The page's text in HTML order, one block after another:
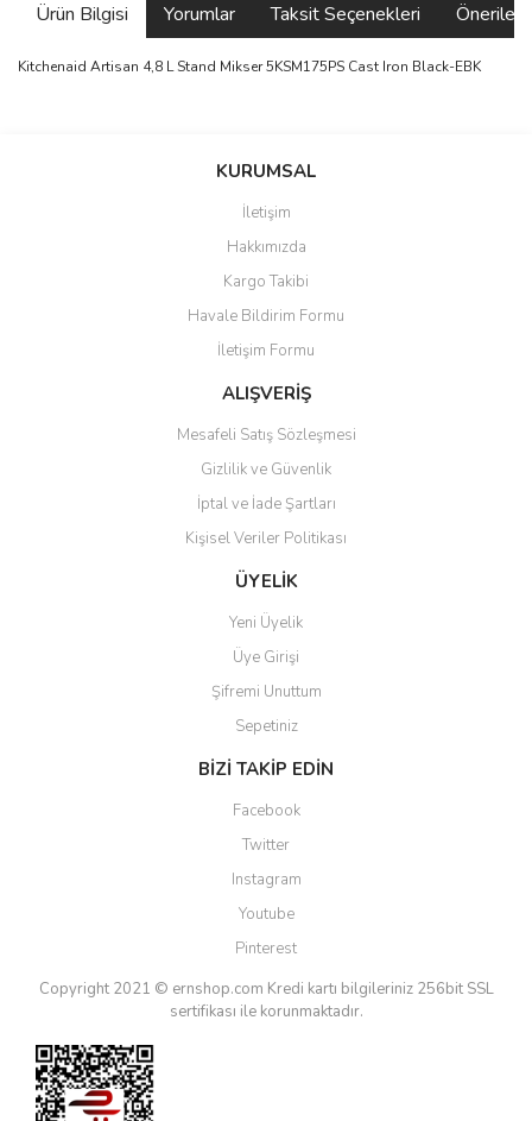
Ürün Bilgisi Yorumlar Taksit Seçenekleri
Kitchenaid Artisan 4,8 L Stand Mikser 5KSM175PS Cast Iron Black-EBK
Bu ürüne ilk yorumu siz yapın!
Ürün resmi kalitesiz, bozuk veya görüntülenemiyor.
Ürün açıklamasında eksik bilgiler bulunuyor.
Ürün bilgilerinde hatalar bulunuyor.
Ürün fiyatı diğer sitelerden daha pahalı.
Bu ürüne benzer farklı alternatifler olmalı.
Gönder
KURUMSAL
İletişim
Hakkımızda
Kargo Takibi
Havale Bildirim Formu
İletişim Formu
ALIŞVERİŞ
Mesafeli Satış Sözleşmesi
Gizlilik ve Güvenlik
İptal ve İade Şartları
Kişisel Veriler Politikası
ÜYELİK
Yeni Üyelik
Üye Girişi
Şifremi Unuttum
Sepetiniz
BİZİ TAKİP EDİN
Facebook
Twitter
Instagram
Youtube
Pinterest
Copyright 2021 © ernshop.com Kredi kartı bilgileriniz 256bit SSL
sertifikası ile korunmaktadır.